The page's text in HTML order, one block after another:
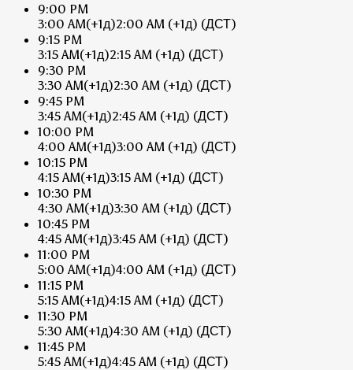
9:00 PM
3:00 AM(+1д)2:00 AM (+1д) (ДСТ)
9:15 PM
3:15 AM(+1д)2:15 AM (+1д) (ДСТ)
9:30 PM
3:30 AM(+1д)2:30 AM (+1д) (ДСТ)
9:45 PM
3:45 AM(+1д)2:45 AM (+1д) (ДСТ)
10:00 PM
4:00 AM(+1д)3:00 AM (+1д) (ДСТ)
10:15 PM
4:15 AM(+1д)3:15 AM (+1д) (ДСТ)
10:30 PM
4:30 AM(+1д)3:30 AM (+1д) (ДСТ)
10:45 PM
4:45 AM(+1д)3:45 AM (+1д) (ДСТ)
11:00 PM
5:00 AM(+1д)4:00 AM (+1д) (ДСТ)
11:15 PM
5:15 AM(+1д)4:15 AM (+1д) (ДСТ)
11:30 PM
5:30 AM(+1д)4:30 AM (+1д) (ДСТ)
11:45 PM
5:45 AM(+1д)4:45 AM (+1д) (ДСТ)